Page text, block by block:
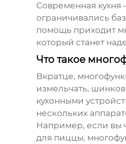
Современная
ограничивались
помощь приходит
который станет
Что такое
Вкратце,
измельчать,
кухонными
нескольких
Например, если вы
для пиццы,